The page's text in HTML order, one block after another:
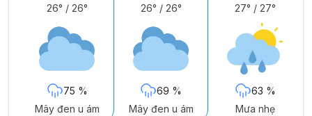
26° / 26°
75 %
Mây đen u ám
26° / 26°
69 %
Mây đen u ám
27° / 27°
63 %
Mưa nhẹ